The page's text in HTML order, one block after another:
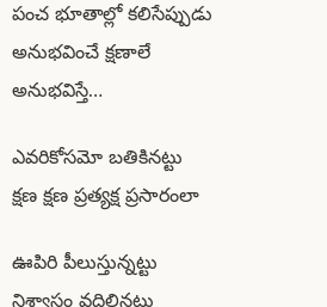
పంచ భూతాల్లో కలిసేప్పుడు
అనుభవించే క్షణాలే
అనుభవిస్తే…
ఎవరికోసమో బతికినట్టు
క్షణ క్షణ ప్రత్యక్ష ప్రసారంలా
ఊపిరి పీలుస్తున్నట్టు
నిశ్వాసం వదిలినట్టు